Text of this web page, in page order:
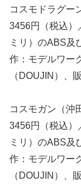
コスモドラグー
3456円（税込）
ミリ）のABS及
作：モデルワー
（DOUJIN）、
コスモガン（沖
3456円（税込）
ミリ）のABS及
作：モデルワー
（DOUJIN）、